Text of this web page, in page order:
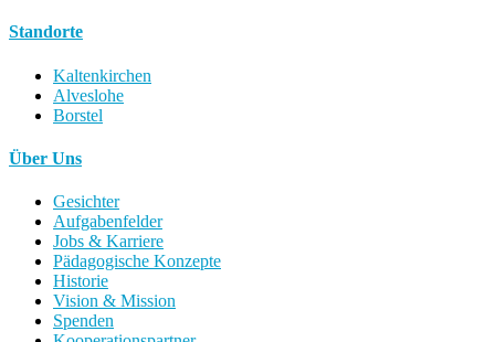
Standorte
Kaltenkirchen
Alveslohe
Borstel
Über Uns
Gesichter
Aufgabenfelder
Jobs & Karriere
Pädagogische Konzepte
Historie
Vision & Mission
Spenden